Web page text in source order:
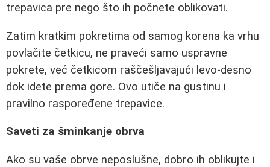
trepavica pre nego što ih počnete oblikovati.
Zatim kratkim pokretima od samog korena ka vrhu
povlačite četkicu, ne praveći samo uspravne
pokrete, već četkicom raščešljavajući levo-desno
dok idete prema gore. Ovo utiče na gustinu i
pravilno raspoređene trepavice.
Saveti za šminkanje obrva
Ako su vaše obrve neposlušne, dobro ih oblikujte i